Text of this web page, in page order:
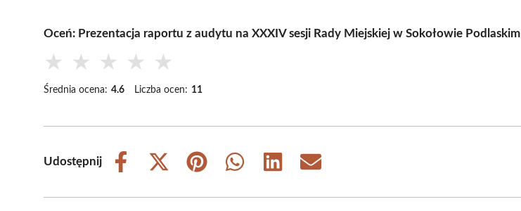
Oceń: Prezentacja raportu z audytu na XXXIV sesji Rady Miejskiej w Sokołowie Podlaskim
★ ★ ★ ★ ★
Średnia ocena: 4.6 Liczba ocen: 11
Udostępnij
Share
Share
(Twitter)
Share
Share
Share
Share